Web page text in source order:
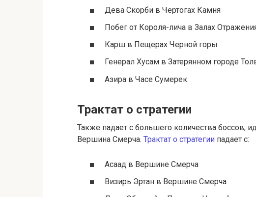
Дева Скорби в Чертогах Камня
Побег от Короля-лича в Залах
Карш в Пещерах Черной горы
Генерал Хусам в Затерянном городе
Азира в Часе Сумерек
Трактат о стратегии
Также падает с большего количества боссов,
Вершина Смерча. Трактат о стратегии падает с:
Асаад в Вершине Смерча
Визирь Эртан в Вершине Смерча